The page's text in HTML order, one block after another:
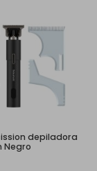
depiladora
Negro